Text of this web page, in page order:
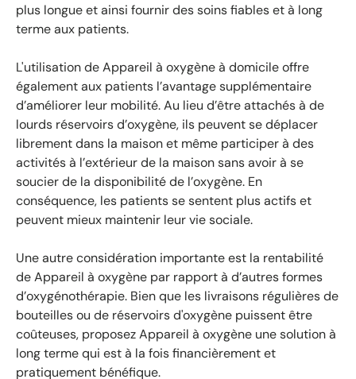
plus longue et ainsi fournir des soins fiables et à long
terme aux patients.
L'utilisation deAppareil à oxygèneà domicile offre
également aux patients l’avantage supplémentaire
d’améliorer leur mobilité. Au lieu d’être attachés à de
lourds réservoirs d’oxygène, ils peuvent se déplacer
librement dans la maison et même participer à des
activités à l’extérieur de la maison sans avoir à se
soucier de la disponibilité de l’oxygène. En
conséquence, les patients se sentent plus actifs et
peuvent mieux maintenir leur vie sociale.
Une autre considération importante est la rentabilité
deAppareil à oxygène par rapport à d’autres formes
d’oxygénothérapie. Bien que les livraisons régulières de
bouteilles ou de réservoirs d'oxygène puissent être
coûteuses, proposezAppareil à oxygène une solution à
long terme qui est à la fois financièrement et
pratiquement bénéfique.